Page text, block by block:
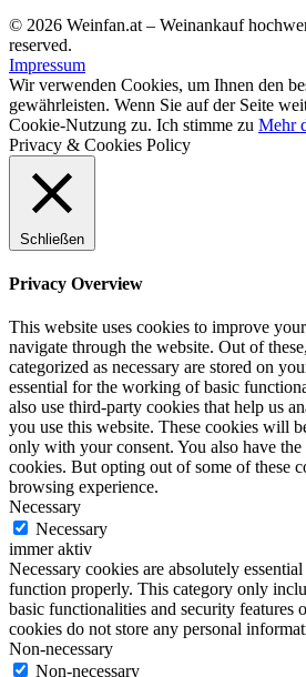
© 2026 Weinfan.at – Weinankauf
reserved.
Impressum
Wir verwenden Cookies, um Ihnen den
gewährleisten. Wenn Sie auf der Seite
Cookie-Nutzung zu. Ich stimme zu Mehr
Privacy & Cookies Policy
Schließen
Privacy Overview
This website uses cookies to improve
navigate through the website. Out of
categorized as necessary are stored on
essential for the working of basic
also use third-party cookies that help us
you use this website. These cookies will
only with your consent. You also have
cookies. But opting out of some of these
browsing experience.
Necessary
Necessary
immer aktiv
Necessary cookies are absolutely
function properly. This category only
basic functionalities and security features
cookies do not store any personal
Non-necessary
Non-necessary